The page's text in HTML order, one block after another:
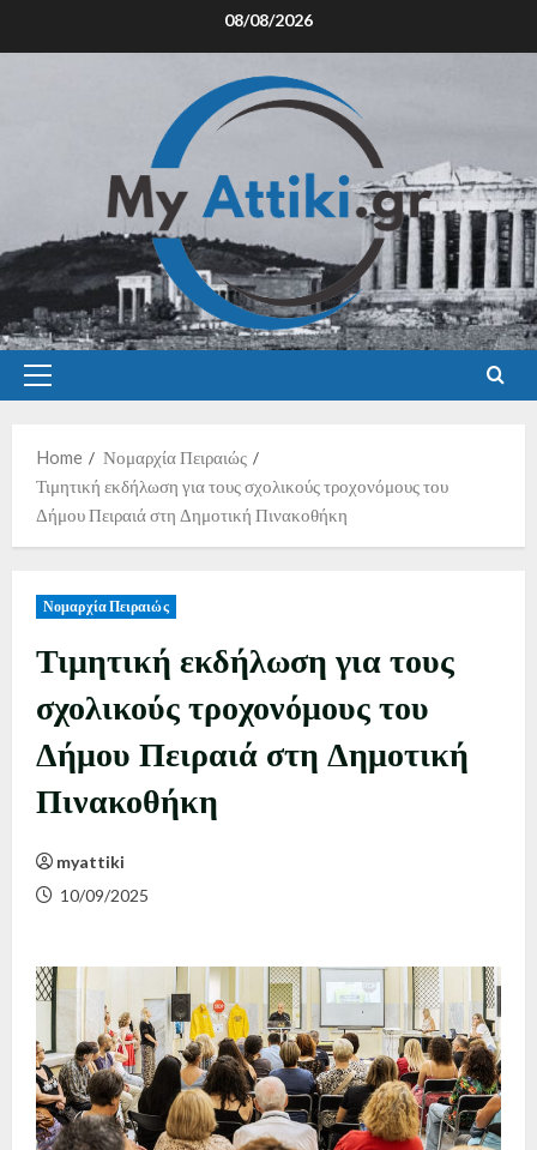
08/08/2026
Home
Νομαρχία Πειραιώς
Τιμητική εκδήλωση για τους σχολικούς τροχονόμους του
Δήμου Πειραιά στη Δημοτική Πινακοθήκη
Νομαρχία Πειραιώς
Τιμητική εκδήλωση για τους
σχολικούς τροχονόμους του
Δήμου Πειραιά στη Δημοτική
Πινακοθήκη
myattiki
10/09/2025